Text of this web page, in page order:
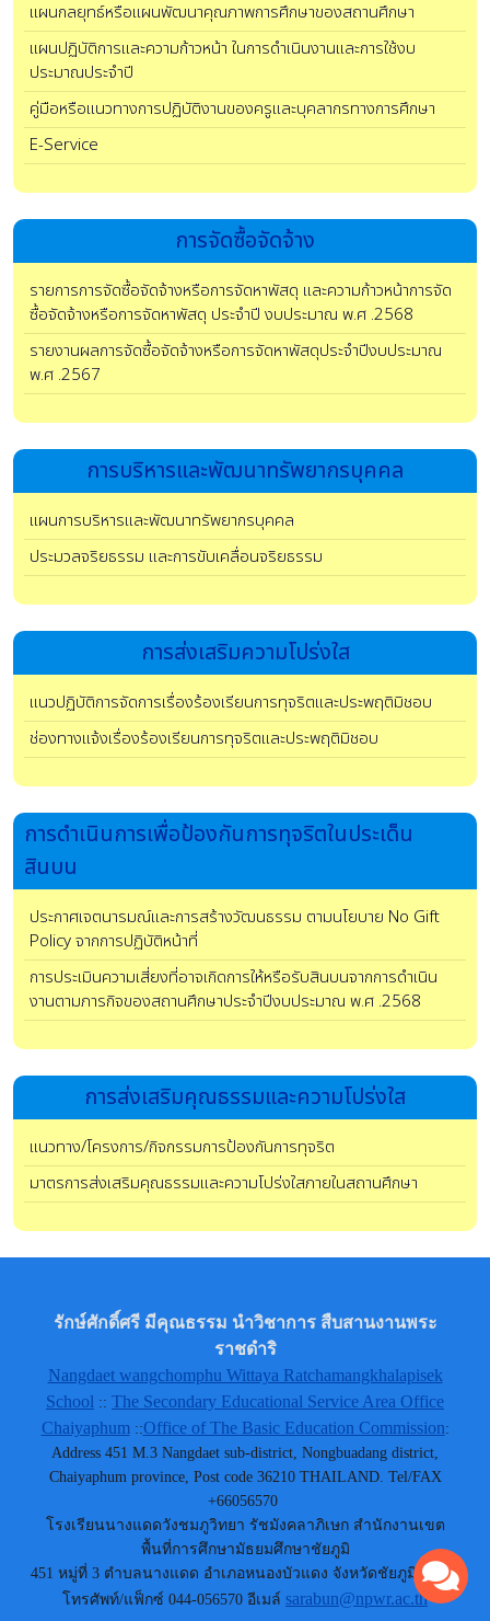
แผนกลยุทธ์หรือแผนพัฒนาคุณภาพการศึกษาของสถานศึกษา
แผนปฏิบัติการและความก้าวหน้า ในการดำเนินงานและการใช้งบ
ประมาณประจำปี
คู่มือหรือแนวทางการปฏิบัติงานของครูและบุคลากรทางการศึกษา
E-Service
การจัดซื้อจัดจ้าง
รายการการจัดซื้อจัดจ้างหรือการจัดหาพัสดุ และความก้าวหน้าการจัด
ซื้อจัดจ้างหรือการจัดหาพัสดุ ประจำปี งบประมาณ พ.ศ .2568
รายงานผลการจัดซื้อจัดจ้างหรือการจัดหาพัสดุประจำปีงบประมาณ
พ.ศ .2567
การบริหารและพัฒนาทรัพยากรบุคคล
แผนการบริหารและพัฒนาทรัพยากรบุคคล
ประมวลจริยธรรม และการขับเคลื่อนจริยธรรม
การส่งเสริมความโปร่งใส
แนวปฏิบัติการจัดการเรื่องร้องเรียนการทุจริตและประพฤติมิชอบ
ช่องทางแจ้งเรื่องร้องเรียนการทุจริตและประพฤติมิชอบ
การดําเนินการเพื่อป้องกันการทุจริตในประเด็น
สินบน
ประกาศเจตนารมณ์และการสร้างวัฒนธรรม ตามนโยบาย No Gift
Policy จากการปฏิบัติหน้าที่
การประเมินความเสี่ยงที่อาจเกิดการให้หรือรับสินบนจากการดำเนิน
งานตามภารกิจของสถานศึกษาประจำปีงบประมาณ พ.ศ .2568
การส่งเสริมคุณธรรมและความโปร่งใส
แนวทาง/โครงการ/กิจกรรมการป้องกันการทุจริต
มาตรการส่งเสริมคุณธรรมและความโปร่งใสภายในสถานศึกษา
รักษ์ศักดิ์ศรี มีคุณธรรม นำวิชาการ สืบสานงานพระ
ราชดำริ
Nangdaet wangchomphu Wittaya Ratchamangkhalapisek
School :: The Secondary Educational Service Area Office
Chaiyaphum::Office of The Basic Education Commission:
Address 451 M.3 Nangdaet sub-district, Nongbuadang district,
Chaiyaphum province, Post code 36210 THAILAND. Tel/FAX
+66056570
โรงเรียนนางแดดวังชมภูวิทยา รัชมังคลาภิเษก สำนักงานเขต
พื้นที่การศึกษามัธยมศึกษาชัยภูมิ
451 หมู่ที่ 3 ตำบลนางแดด อำเภอหนองบัวแดง จังหวัดชัยภูมิ 36210
โทรศัพท์/แฟ็กซ์ 044-056570 อีเมล์ sarabun@npwr.ac.th